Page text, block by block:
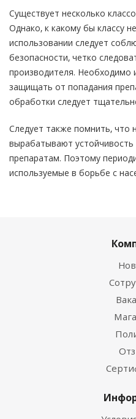
Существует несколько
Однако, к какому бы классу
использовании следует
безопасности, четко
производителя. Необходимо
защищать от попадания
обработки следует
Следует также помнить, что
вырабатывают
препаратам. Поэтому
используемые в борьбе с